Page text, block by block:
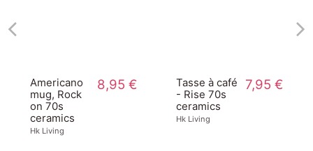
Americano
mug, Rock
on 70s
ceramics
Hk Living
8,95 €
Tasse à café
- Rise 70s
ceramics
Hk Living
7,95 €